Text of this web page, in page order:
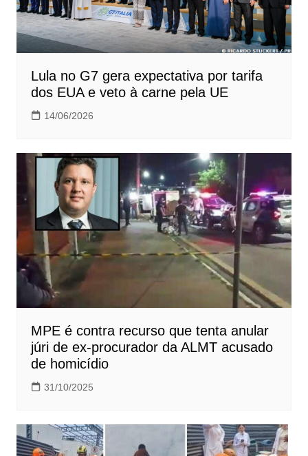
Lula no G7 gera expectativa por tarifa
dos EUA e veto à carne pela UE
14/06/2026
MPE é contra recurso que tenta anular
júri de ex-procurador da ALMT acusado
de homicídio
31/10/2025